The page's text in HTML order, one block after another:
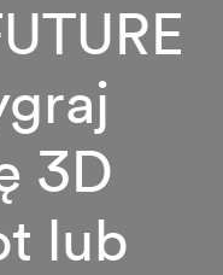
3D
lub